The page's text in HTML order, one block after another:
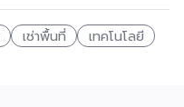
เช่าพื้นที่
เทคโนโลยี